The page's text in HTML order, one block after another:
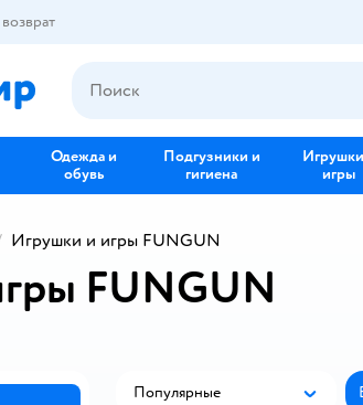
Одежда и
обувь
Подгузники и
гигиена
игры
Игрушки и игры FUNGUN
FUNGUN
Популярные